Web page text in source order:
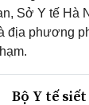
Sở Y tế Hà
địa phương
Bộ Y tế